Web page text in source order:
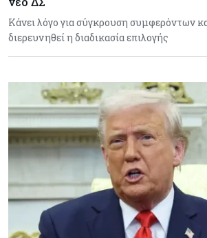
Κάνει λόγο για σύγκρουση συμφερόντων
διερευνηθεί η διαδικασία επιλογής